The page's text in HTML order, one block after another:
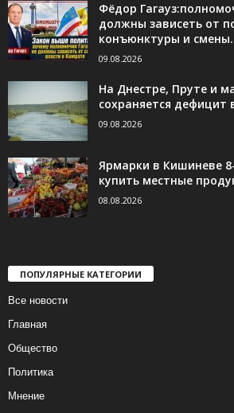
Фёдор
должны зависеть от
конъюнктуры и
09.08.2026
На Днестре, Пруте и
сохраняется дефицит
09.08.2026
Ярмарки в Кишиневе
купить местные
08.08.2026
ПОПУЛЯРНЫЕ КАТЕГОРИИ
Все новости
Главная
Общество
Политика
Мнение